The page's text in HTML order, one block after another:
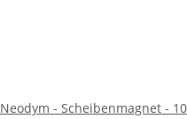
Neodym - Scheibenmagnet -